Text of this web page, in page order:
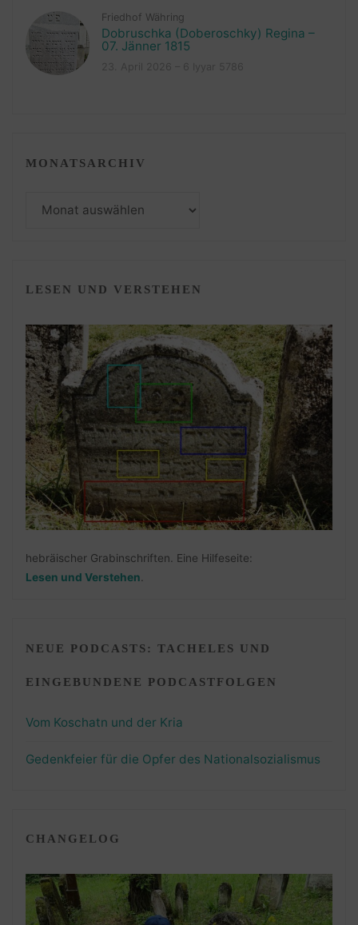
Friedhof Währing
Dobruschka (Doberoschky) Regina –
07. Jänner 1815
MONATSARCHIV
Monatsarchiv
LESEN UND VERSTEHEN
hebräischer Grabinschriften. Eine Hilfeseite:
Lesen und Verstehen
NEUE PODCASTS: TACHELES UND
EINGEBUNDENE PODCASTFOLGEN
Vom Koschatn und der Kria
Gedenkfeier für die Opfer des Nationalsozialismus
CHANGELOG